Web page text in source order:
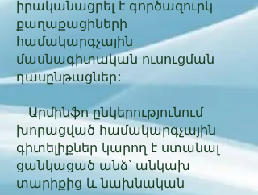
իրականացրել է գործազուրկ
քաղաքացիների
համակարգչային
մասնագիտական ուսուցման
դասըն­թաց­ներ:
Արմինֆո ընկերությունում
խորացված համակարգչային
գիտելիքներ կարող է ստանալ
ցանկացած անձ՝ անկախ
տարիքից և նախնական